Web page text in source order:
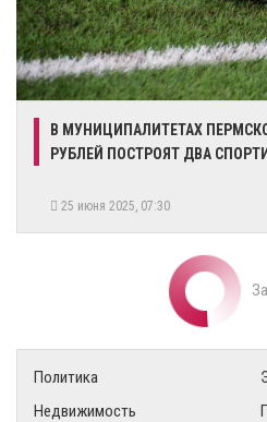
В МУНИЦИПАЛИТЕТАХ
РУБЛЕЙ ПОСТРОЯТ ДВА
25 июня 2025, 07:30
Политика
Недвижимость